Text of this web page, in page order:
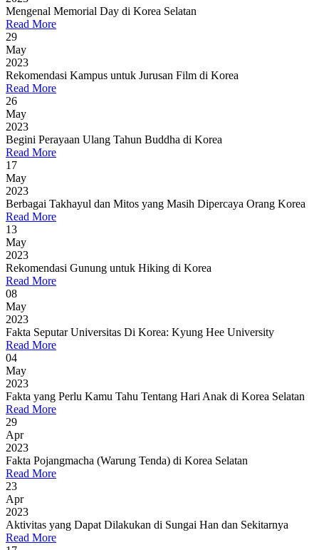
Mengenal Memorial Day di Korea Selatan
Read More
29
May
2023
Rekomendasi Kampus untuk Jurusan Film di Korea
Read More
26
May
2023
Begini Perayaan Ulang Tahun Buddha di Korea
Read More
17
May
2023
Berbagai Takhayul dan Mitos yang Masih Dipercaya Orang Korea
Read More
13
May
2023
Rekomendasi Gunung untuk Hiking di Korea
Read More
08
May
2023
Fakta Seputar Universitas Di Korea: Kyung Hee University
Read More
04
May
2023
Fakta yang Perlu Kamu Tahu Tentang Hari Anak di Korea Selatan
Read More
29
Apr
2023
Fakta Pojangmacha (Warung Tenda) di Korea Selatan
Read More
23
Apr
2023
Aktivitas yang Dapat Dilakukan di Sungai Han dan Sekitarnya
Read More